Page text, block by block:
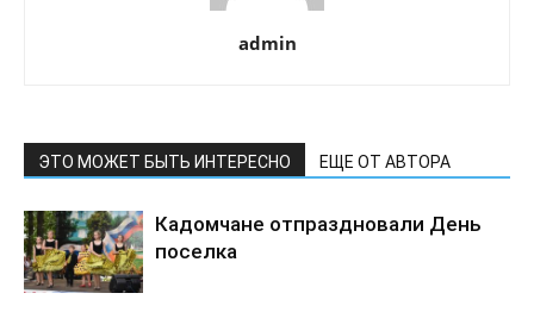
admin
ЭТО МОЖЕТ БЫТЬ ИНТЕРЕСНО ЕЩЕ ОТ АВТОРА
Кадомчане отпраздновали День
поселка